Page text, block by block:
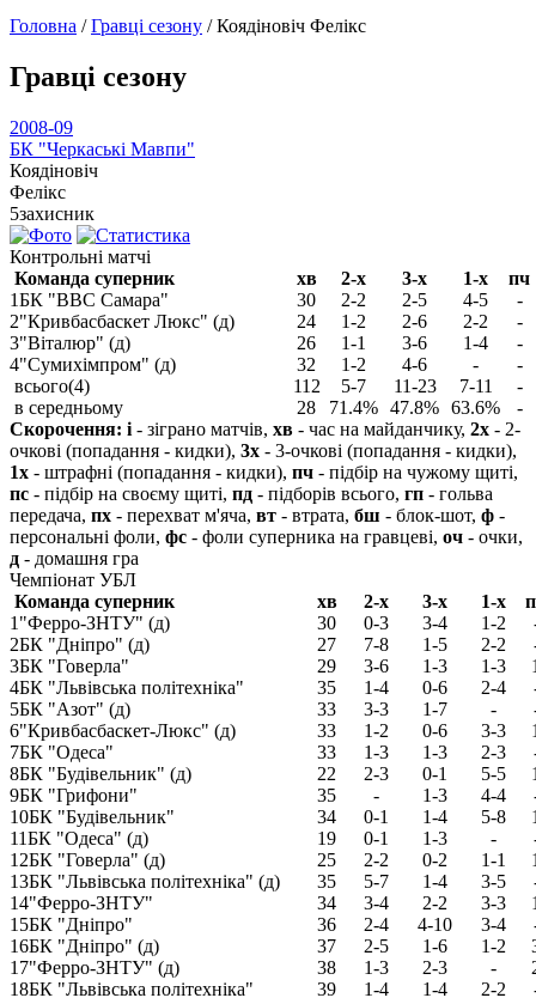
Головна /Гравці сезону /Коядіновіч Фелікс
Гравці сезону
2008-09
БК "Черкаські Мавпи"
Коядіновіч
Фелікс
5захисник
Контрольні матчі
Команда суперник
хв 2-х 3-х 1-х
пч
1БК "ВВС Самара" 30 2-2 2-5 4-5
-
2"Кривбасбаскет Люкс" (д) 24 1-2 2-6 2-2
-
3"Віталюр" (д) 26 1-1 3-6 1-4
-
4"Сумихімпром" (д) 32 1-2 4-6 -
-
всього(4)
112 5-7 11-23 7-11
-
в середньому
28 71.4% 47.8% 63.6% -
Скорочення: і - зіграно матчів, хв - час на майданчику, 2х - 2-
очкові (попадання - кидки), 3х - 3-очкові (попадання - кидки),
1х - штрафні (попадання - кидки), пч - підбір на чужому щиті,
пс - підбір на своєму щиті, пд - підборів всього, гп - гольва
передача, пх - перехват м'яча, вт - втрата, бш - блок-шот, ф -
персональні фоли, фс - фоли суперника на гравцеві, оч - очки,
д - домашня гра
Чемпіонат УБЛ
Команда суперник
хв 2-х 3-х 1-х
1 "Ферро-ЗНТУ" (д) 30 0-3 3-4 1-2
2БК "Дніпро" (д) 27 7-8 1-5 2-2
3БК "Говерла" 29 3-6 1-3 1-3
4БК "Львівська політехніка" 35 1-4 0-6 2-4
5БК "Азот" (д) 33 3-3 1-7 -
6"Кривбасбаскет-Люкс" (д) 33 1-2 0-6 3-3
7БК "Одеса" 33 1-3 1-3 2-3
8БК "Будівельник" (д) 22 2-3 0-1 5-5
9БК "Грифони" 35 - 1-3 4-4
10БК "Будівельник" 34 0-1 1-4 5-8
11БК "Одеса" (д) 19 0-1 1-3 -
12БК "Говерла" (д) 25 2-2 0-2 1-1
13БК "Львівська політехніка" (д) 35 5-7 1-4 3-5
14"Ферро-ЗНТУ" 34 3-4 2-2 3-3
15БК "Дніпро" 36 2-4 4-10 3-4
16БК "Дніпро" (д) 37 2-5 1-6 1-2
17"Ферро-ЗНТУ" (д) 38 1-3 2-3 -
18БК "Львівська політехніка" 39 1-4 1-4 2-2